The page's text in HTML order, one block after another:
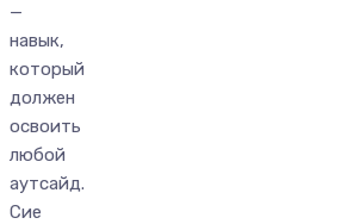
—
навык,
который
должен
освоить
любой
аутсайд.
Сие